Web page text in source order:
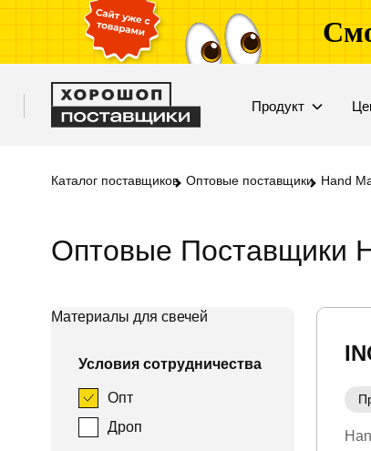
Продукт
Каталог поставщиков Оптовые поставщики Hand
Оптовые Поставщики
Материалы для свечей
Условия сотрудничества
Опт
Дроп